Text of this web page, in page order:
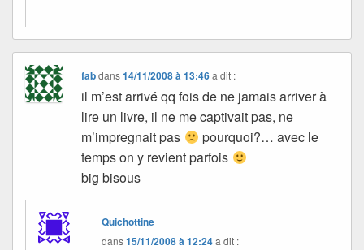
fabdans14/11/2008 à 13:46 a dit :
il m’est arrivé qq fois de ne jamais arriver à
lire un livre, il ne me captivait pas, ne
m’impregnait pas
pourquoi?… avec le
temps on y revient parfois
big bisous
Quichottine
dans15/11/2008 à 12:24a dit :